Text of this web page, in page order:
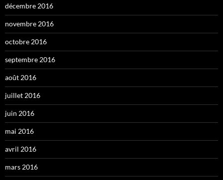
décembre 2016
novembre 2016
octobre 2016
septembre 2016
août 2016
juillet 2016
juin 2016
mai 2016
avril 2016
mars 2016